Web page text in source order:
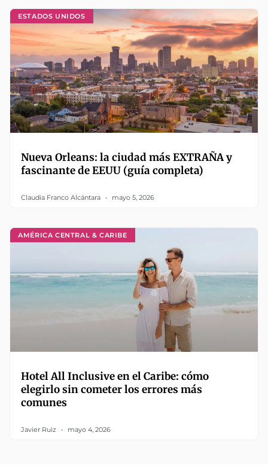
ESTADOS UNIDOS
Nueva Orleans: la ciudad más EXTRAÑA y
fascinante de EEUU (guía completa)
Claudia Franco Alcántara mayo 5, 2026
AMÉRICA CENTRAL & CARIBE
Hotel All Inclusive en el Caribe: cómo
elegirlo sin cometer los errores más
comunes
Javier Ruiz mayo 4, 2026